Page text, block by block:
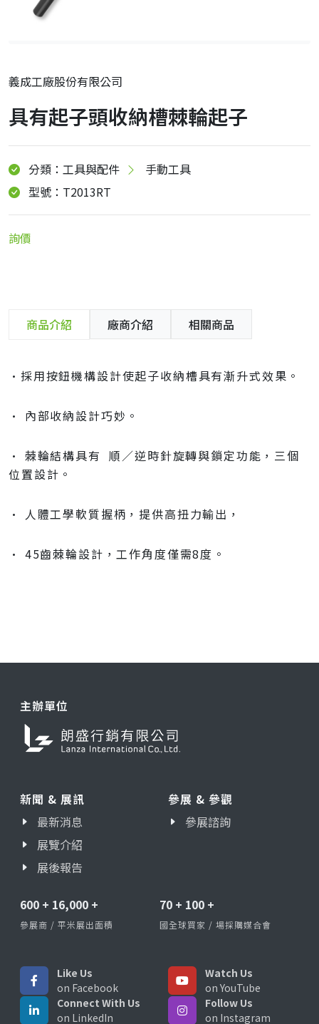
義成工廠股份有限公司
具有起子頭收納槽棘輪起子
分類：工具與配件
手動工具
型號：T2013RT
詢價
商品介紹 廠商介紹 相關商品
•採用按鈕機構設計使起子收納槽具有漸升式效果。
• 內部收納設計巧妙。
• 棘輪結構具有 順／逆時針旋轉與鎖定功能，三個
位置設計。
• 人體工學軟質握柄，提供高扭力輸出，
• 45齒棘輪設計，工作角度僅需8度。
主辦單位
新聞 & 展訊
最新消息
展覽介紹
展後報告
參展 & 參觀
參展諮詢
600 + 16,000 +
參展商 / 平米展出面積
70 + 100 +
國全球買家 / 場採購媒合會
Like Us
on Facebook
Watch Us
on YouTube
Connect With Us
on LinkedIn
Follow Us
on Instagram